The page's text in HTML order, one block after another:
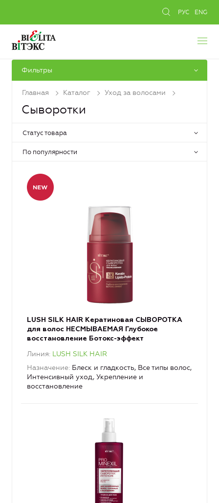
РУС ENG
Фильтры
Главная Каталог Уход за волосами
Сыворотки
Статус товара
По популярности
LUSH SILK HAIR Кератиновая СЫВОРОТКА
для волос НЕСМЫВАЕМАЯ Глубокое
восстановление Ботокс-эффект
Линия LUSH SILK HAIR
Назначение Блеск и гладкость, Все типы волос,
Интенсивный уход, Укрепление и
восстановление